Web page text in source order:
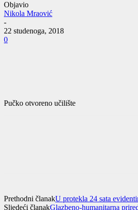
Objavio
Nikola Mraović
-
22 studenoga, 2018
0
Pučko otvoreno učilište
Prethodni članakU protekla 24 sata
Sljedeći članakGlazbeno-humanitarna